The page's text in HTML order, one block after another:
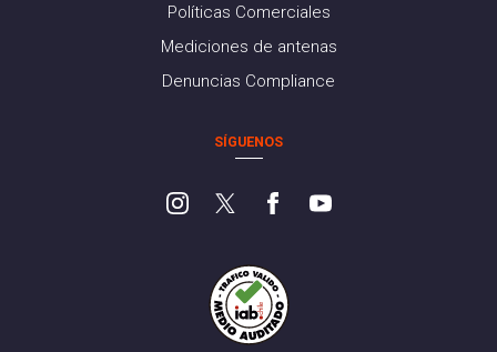
Políticas Comerciales
Mediciones de antenas
Denuncias Compliance
SÍGUENOS